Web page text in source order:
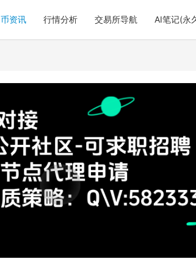
币资讯 行情分析 交易所导航 AI笔记(永